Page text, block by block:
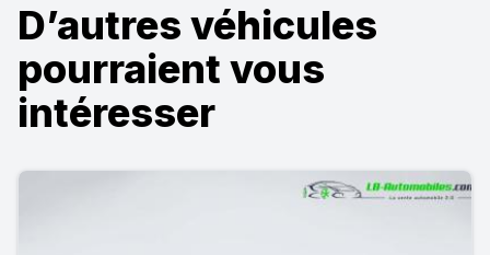
D’autres véhicules
pourraient vous
intéresser